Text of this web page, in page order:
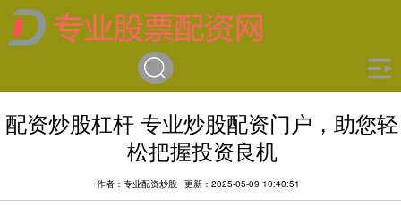
配资炒股杠杆 专业炒股配资门户，助您轻
松把握投资良机
作者：专业配资炒股 更新：2025-05-09 10:40:51